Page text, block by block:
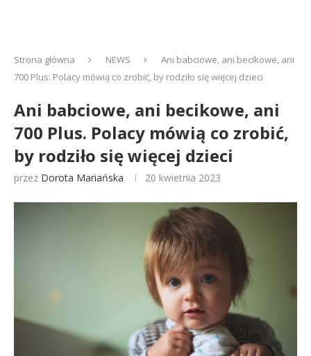
Strona główna NEWS
Ani babciowe, ani becikowe, ani
700 Plus. Polacy mówią co zrobić, by rodziło się więcej dzieci
Ani babciowe, ani becikowe, ani
700 Plus. Polacy mówią co zrobić,
by rodziło się więcej dzieci
przez Dorota Mariańska 20 kwietnia 2023